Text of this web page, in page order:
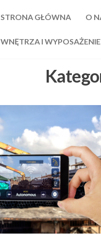
STRONA GŁÓWNA O
WNĘTRZA I